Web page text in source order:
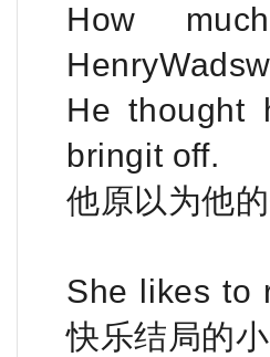
How
He thought
bringit off.
他原以为他
She likes to
快乐结局的小